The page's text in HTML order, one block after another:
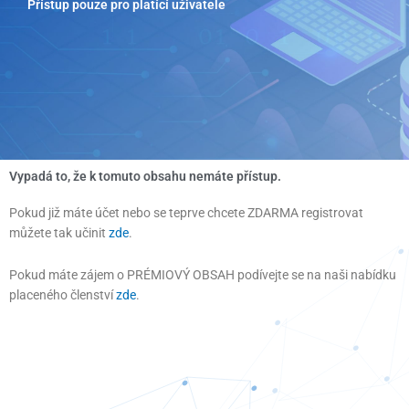
PřeskočitPřístup pouze pro platící uživatele
Vypadá to, že k tomuto obsahu nemáte přístup.
Pokud již máte účet nebo se teprve chcete ZDARMA registrovat
můžete tak učinit zde.
Pokud máte zájem o PRÉMIOVÝ OBSAH podívejte se na naši nabídku
placeného členstvízde.